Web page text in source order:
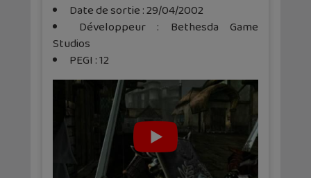
Date de sortie : 29/04/2002
Développeur : Bethesda Game
Studios
PEGI : 12